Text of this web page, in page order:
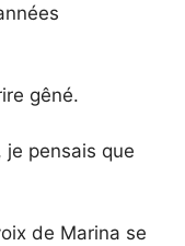
gêné.
pensais que
de Marina se